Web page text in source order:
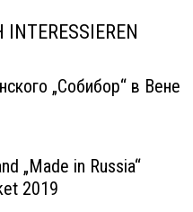
INTERESSIEREN
„Собибор“ в Вене
„Made in Russia“
2019